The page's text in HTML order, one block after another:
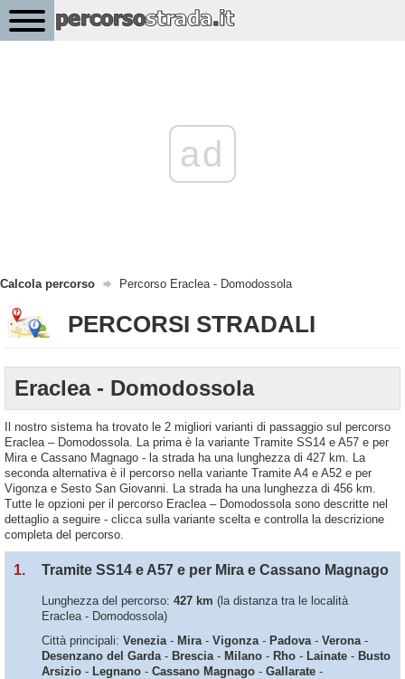
ad
Calcola percorso Percorso Eraclea - Domodossola
PERCORSI STRADALI
Eraclea - Domodossola
Il nostro sistema ha trovato le 2 migliori varianti di passaggio sul percorso
Eraclea – Domodossola. La prima è la variante Tramite SS14 e A57 e per
Mira e Cassano Magnago - la strada ha una lunghezza di 427 km. La
seconda alternativa è il percorso nella variante Tramite A4 e A52 e per
Vigonza e Sesto San Giovanni. La strada ha una lunghezza di 456 km.
Tutte le opzioni per il percorso Eraclea – Domodossola sono descritte nel
dettaglio a seguire - clicca sulla variante scelta e controlla la descrizione
completa del percorso.
1. Tramite SS14 e A57 e per Mira e Cassano Magnago
Lunghezza del percorso: 427 km (la distanza tra le località
Eraclea - Domodossola)
Città principali: Venezia- Mira- Vigonza- Padova- Verona-
Desenzano del Garda- Brescia- Milano - Rho - Lainate - Busto
Arsizio - Legnano - Cassano Magnago - Gallarate -